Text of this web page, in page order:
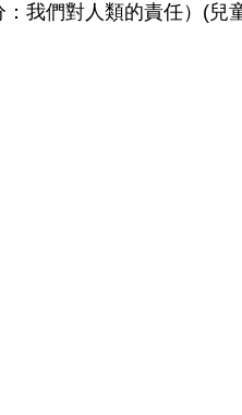
我們對人類的責任）(兒